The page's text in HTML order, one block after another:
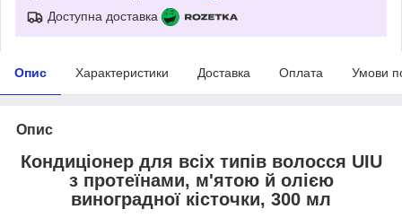
Доступна доставка
Опис Характеристики Доставка Оплата Умови
Опис
Кондиціонер для всіх типів волосся UIU
з протеїнами, м'ятою й олією
виноградної кісточки, 300 мл